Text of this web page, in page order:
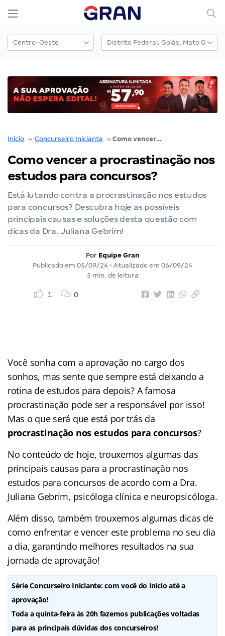
Início ›› Concurseiro Iniciante ›› Como vencer a procrastinação nos estudos para concursos?
Como vencer a procrastinação nos
estudos para concursos?
Está lutando contra a procrastinação nos estudos
para concursos? Descubra hoje as possíveis
principais causas e soluções desta questão com
dicas da Dra. Juliana Gebrim!
Por Equipe Gran
Publicado em 05/09/24 • Atualizado em 06/09/24
5 min. de leitura
1 0
Você sonha com a aprovação no cargo dos
sonhos, mas sente que sempre está deixando a
rotina de estudos para depois? A famosa
procrastinação pode ser a responsável por isso!
Mas o que será que está por trás da
procrastinação nos estudos para concursos?
No conteúdo de hoje, trouxemos algumas das
principais causas para a procrastinação nos
estudos para concursos de acordo com a Dra.
Juliana Gebrim, psicóloga clínica e neuropsicóloga.
Além disso, também trouxemos algumas dicas de
como enfrentar e vencer este problema no seu dia
a dia, garantindo melhores resultados na sua
jornada de aprovação!
Série Concurseiro Iniciante: com você do início até a
aprovação!
Toda a quinta-feira às 20h fazemos publicações voltadas
para as principais dúvidas dos concurseiros!